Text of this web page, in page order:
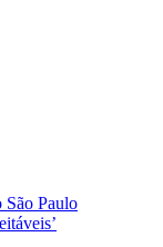
São Paulo